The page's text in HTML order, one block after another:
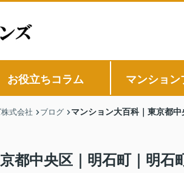
お役立ちコラム マンション
式会社 ブログ マンション大百科｜東京都
都中央区｜明石町｜明石